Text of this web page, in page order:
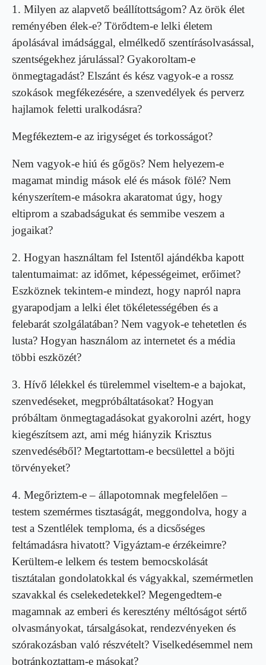
1. Milyen az alapvető beállítottságom? Az örök élet
reményében élek-e? Törődtem-e lelki életem
ápolásával imádsággal, elmélkedő szentírásolvasással,
szentségekhez járulással? Gyakoroltam-e
önmegtagadást? Elszánt és kész vagyok-e a rossz
szokások megfékezésére, a szenvedélyek és perverz
hajlamok feletti uralkodásra?
Megfékeztem-e az irigységet és torkosságot?
Nem vagyok-e hiú és gőgös? Nem helyezem-e
magamat mindig mások elé és mások fölé? Nem
kényszerítem-e másokra akaratomat úgy, hogy
eltiprom a szabadságukat és semmibe veszem a
jogaikat?
2. Hogyan használtam fel Istentől ajándékba kapott
talentumaimat: az időmet, képességeimet, erő­imet?
Eszköznek tekintem-e mindezt, hogy napról napra
gyarapodjam a lelki élet tökéletességében és a
felebarát szolgálatában? Nem vagyok-e tehetetlen és
lusta? Hogyan használom az internetet és a média
többi eszközét?
3. Hívő lélekkel és türelemmel viseltem-e a bajokat,
szenvedéseket, megpróbáltatásokat? Hogyan
próbáltam önmegtagadásokat gyakorolni azért, hogy
kiegészítsem azt, ami még hiányzik Krisztus
szenvedéséből? Megtartottam-e becsülettel a böjti
törvényeket?
4. Megőriztem-e – állapotomnak megfelelően –
testem szemérmes tisztaságát, meggondolva, hogy a
test a Szentlélek temploma, és a dicsőséges
feltámadásra hivatott? Vigyáztam-e érzékeimre?
Kerültem-e lelkem és testem bemocskolását
tisztátalan gondolatokkal és vágyakkal, szemérmetlen
szavakkal és cselekedetekkel? Megengedtem-e
magamnak az emberi és keresztény méltóságot sértő
olvasmányokat, társalgásokat, rendezvényeken és
szórakozásban való részvételt? Viselkedésemmel nem
botránkoztattam-e másokat?